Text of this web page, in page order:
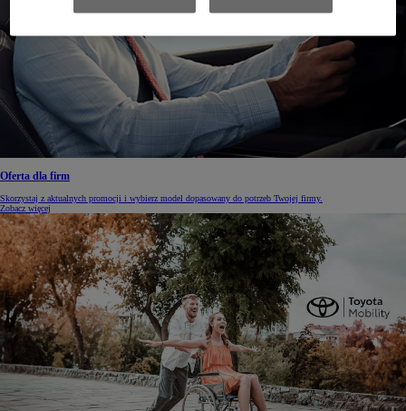
Oferta dla firm
Skorzystaj z aktualnych promocji i wybierz model dopasowany do potrzeb Twojej firmy.
Zobacz więcej